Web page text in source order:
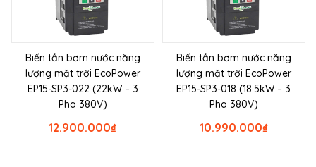
Biến tần bơm nước năng
lượng mặt trời EcoPower
EP15-SP3-022 (22kW – 3
Pha 380V)
₫
12.900.000
Biến tần bơm nước năng
lượng mặt trời EcoPower
EP15-SP3-018 (18.5kW – 3
Pha 380V)
₫
10.990.000